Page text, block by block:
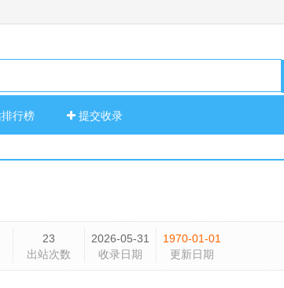
行榜 提交收录
23
出站次数
2026-05-31
收录日期
1970-01-01
更新日期